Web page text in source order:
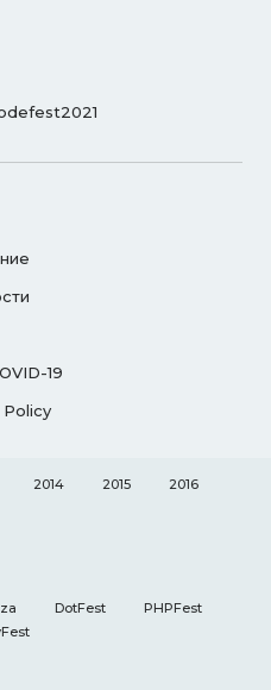
19
Policy
2014 2015
2016
DotFest
PHPFest